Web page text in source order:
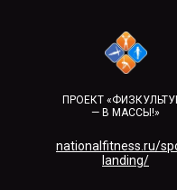
ПРОЕКТ
— В МАССЫ!»
nationalfitness.ru/
landing/